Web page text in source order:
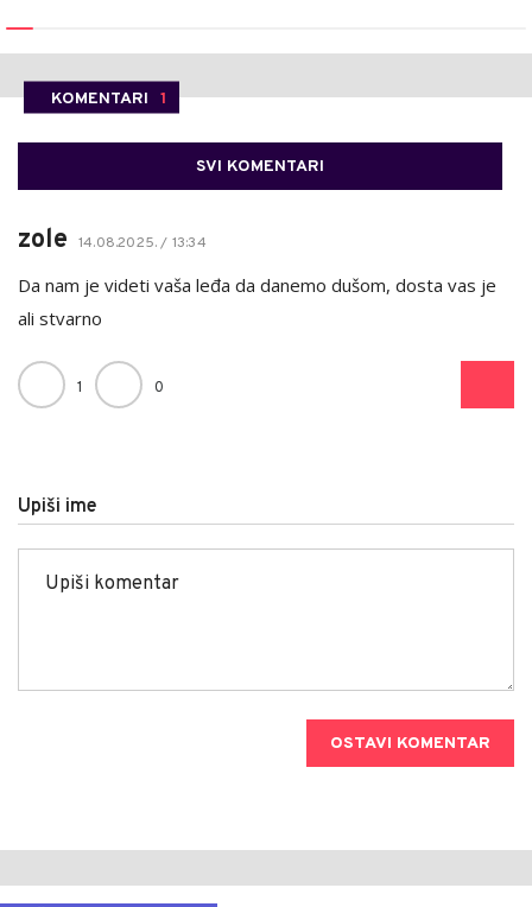
KOMENTARI 1
SVI KOMENTARI
zole 14.08.2025. / 13:34
Da nam je videti vaša leđa da danemo dušom, dosta vas je
ali stvarno
1 0
Upiši ime
OSTAVI KOMENTAR